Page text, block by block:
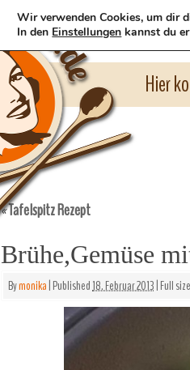
Hier
«Tafelspitz Rezept
Brühe,Gemüse
Bymonika|Published18. Februar 2013|Full
Wir verwenden Cookies, um dir
In den Einstellungen kannst du